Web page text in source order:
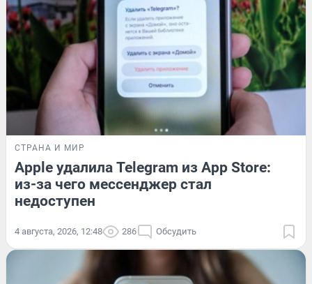
СТРАНА И МИР
Apple удалила Telegram из App Store:
из-за чего мессенджер стал
недоступен
4 августа, 2026, 12:48 286 Обсудить